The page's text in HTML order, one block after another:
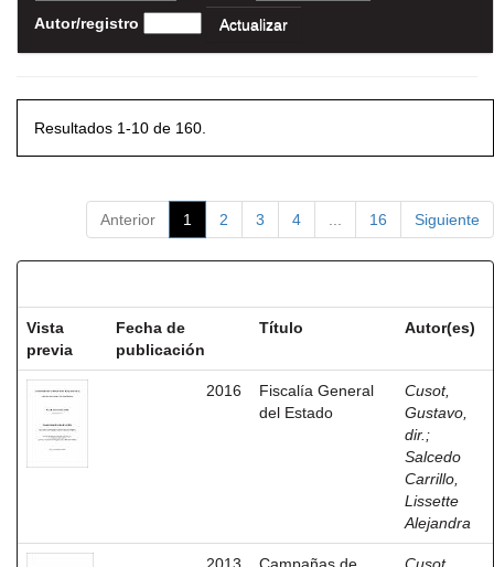
Autor/registro
Resultados 1-10 de 160.
Anterior 1 2 3 4 16 Siguiente
Vista
previa
Fecha de
publicación
Título Autor(es)
2016
Fiscalía General
del Estado
Cusot,
Gustavo,
dir. ;
Salcedo
Carrillo,
Lissette
Alejandra